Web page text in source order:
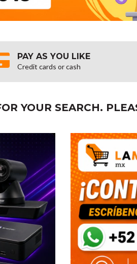
PAY AS YOU LIKE
Credit cards or cash
YOUR SEARCH.